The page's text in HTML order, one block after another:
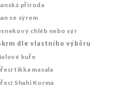
příroda
se sýrem
chléb nebo sýr
dle vlastního výběru
kuře
tikka masala
Shahi Korma